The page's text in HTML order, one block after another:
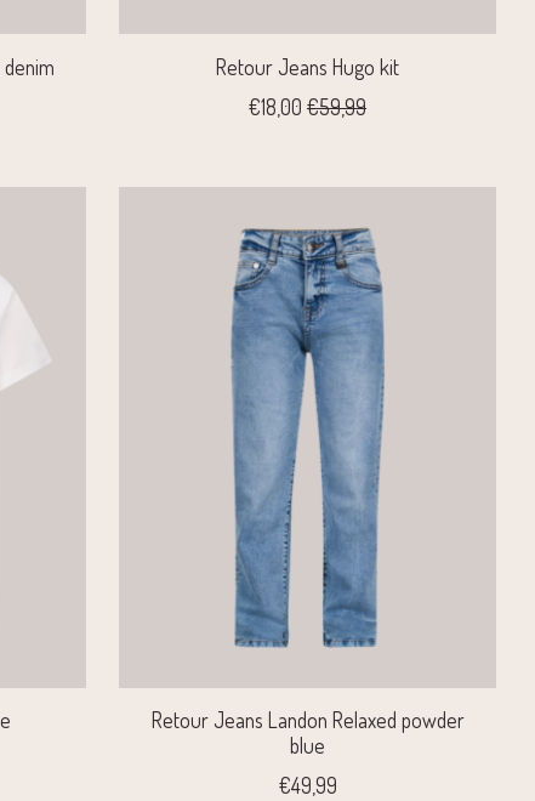
Retour Jeans Hugo kit
€18,00 €59,99
Retour Jeans Landon Relaxed powder
blue
€49,99